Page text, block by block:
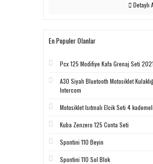
Detaylı
En Populer Olanlar
Pcx 125 Modifiye Kafa Grenaj Seti
A30 Siyah Bluetooth Motosiklet
Intercom
Motosiklet Isıtmalı Elcik Seti 4 kademeli
Kuba Zenzero 125 Conta Seti
Spontini 110 Beyin
Spontini 110 Sol Blok